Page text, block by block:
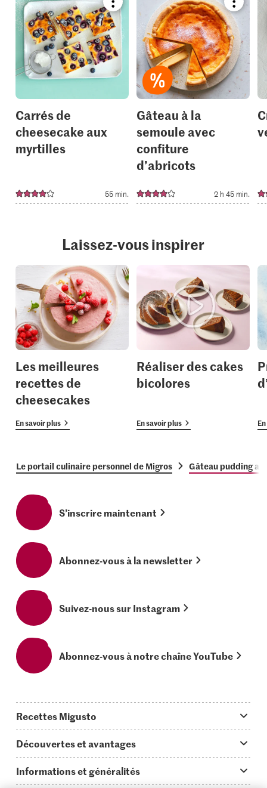
Bookmark
recipe
or
add
it
to
your
collections.
Carrés de
cheesecake aux
myrtilles
55 min.
recipe
or
add
it
to
your
Gâteau à la
semoule avec
confiture
d’abricots
2 h 45 min.
Laissez-vous inspirer
Les meilleures
recettes de
cheesecakes
En savoir plus
Réaliser des cakes
bicolores
En savoir plus
Le portail culinaire personnel de Migros Gâteau pudding
S’inscrire maintenant
Abonnez-vous à la newsletter
Suivez-nous sur Instagram
Abonnez-vous à notre chaîne YouTube
Recettes Migusto
Idées de menus
Découvertes et avantages
Informations et généralités